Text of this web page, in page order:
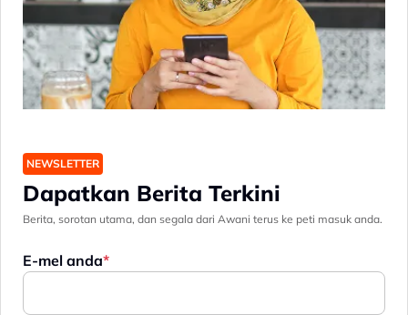
NEWSLETTER
Dapatkan Berita Terkini
Berita, sorotan utama, dan segala dari Awani terus ke peti masuk anda.
E-mel anda